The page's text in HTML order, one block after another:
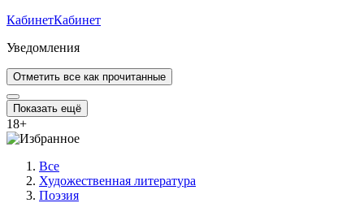
КабинетКабинет
Уведомления
Отметить все как прочитанные
Показать ещё
18+
Все
Художественная литература
Поэзия